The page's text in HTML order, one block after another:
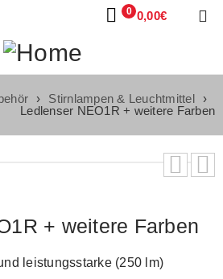
0 0,00€
› Stirnlampen & Leuchtmittel
›
Ledlenser NEO1R + weitere Farben
+ weitere Farben
leistungsstarke (250 lm)